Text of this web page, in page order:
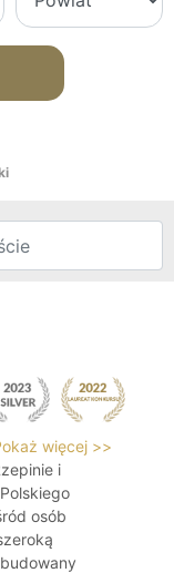
więcej >>
i
osób